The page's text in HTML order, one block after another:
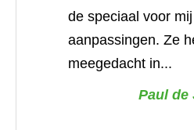
de speciaal voor
aanpassingen. Ze
meegedacht in...
Paul de